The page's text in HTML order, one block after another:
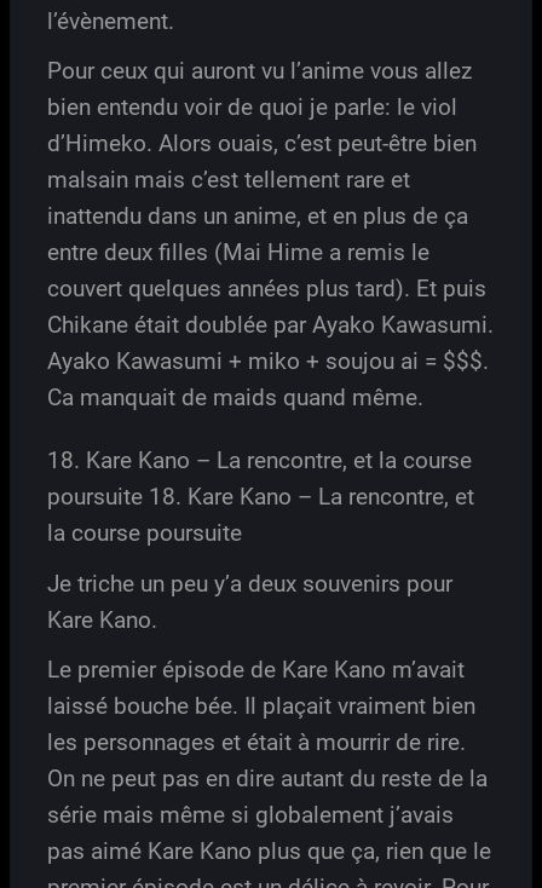
l’évènement.
Pour ceux qui auront vu l’anime vous allez
bien entendu voir de quoi je parle: le viol
d’Himeko. Alors ouais, c’est peut-être bien
malsain mais c’est tellement rare et
inattendu dans un anime, et en plus de ça
entre deux filles (Mai Hime a remis le
couvert quelques années plus tard). Et puis
Chikane était doublée par Ayako Kawasumi.
Ayako Kawasumi + miko + soujou ai = $$$.
Ca manquait de maids quand même.
18. Kare Kano – La rencontre, et la course
poursuite 18. Kare Kano – La rencontre, et
la course poursuite
Je triche un peu y’a deux souvenirs pour
Kare Kano.
Le premier épisode de Kare Kano m’avait
laissé bouche bée. Il plaçait vraiment bien
les personnages et était à mourrir de rire.
On ne peut pas en dire autant du reste de la
série mais même si globalement j’avais
pas aimé Kare Kano plus que ça, rien que le